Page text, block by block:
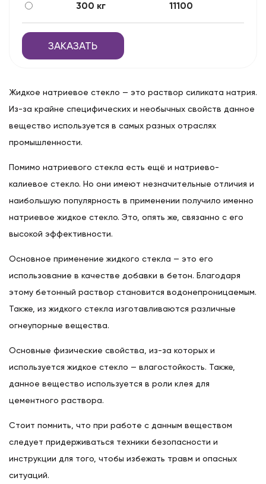
300 кг 11100
ЗАКАЗАТЬ
Жидкое натриевое стекло — это раствор силиката натрия.
Из-за крайне специфических и необычных свойств данное
вещество используется в самых разных отраслях
промышленности.
Помимо натриевого стекла есть ещё и натриево-
калиевое стекло. Но они имеют незначительные отличия и
наибольшую популярность в применении получило именно
натриевое жидкое стекло. Это, опять же, связанно с его
высокой эффективности.
Основное применение жидкого стекла — это его
использование в качестве добавки в бетон. Благодаря
этому бетонный раствор становится водонепроницаемым.
Также, из жидкого стекла изготавливаются различные
огнеупорные вещества.
Основные физические свойства, из-за которых и
используется жидкое стекло — влагостойкость. Также,
данное вещество используется в роли клея для
цементного раствора.
Стоит помнить, что при работе с данным веществом
следует придерживаться техники безопасности и
инструкции для того, чтобы избежать травм и опасных
ситуаций.